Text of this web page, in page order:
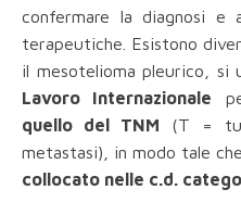
confermare la diagnosi e
terapeutiche. Esistono
il mesotelioma pleurico, si
Lavoro Internazionale
quello del TNM (T =
metastasi), in modo tale
collocato nelle c.d.